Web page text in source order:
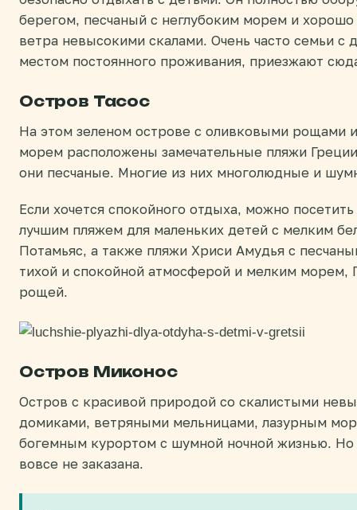
берегом, песчаный с неглубоким морем и
ветра невысокими скалами. Очень часто семьи с
местом постоянного проживания, приезжают
Остров Тасос
На этом зеленом острове с оливковыми рощами
морем расположены замечательные пляжи
они песчаные. Многие из них многолюдные и
Если хочется спокойного отдыха, можно
лучшим пляжем для маленьких детей с мелким
Потамьяс, а также пляжи Хриси Амудья с
тихой и спокойной атмосферой и мелким морем,
рощей.
Остров Миконос
Остров с красивой природой со скалистыми
домиками, ветряными мельницами, лазурным
богемным курортом с шумной ночной жизнью.
вовсе не заказана.